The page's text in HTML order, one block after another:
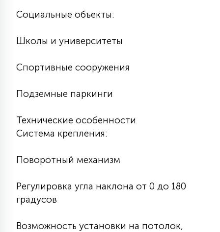
Социальные объекты:
Школы и университеты
Спортивные сооружения
Подземные паркинги
Технические особенности
Система крепления:
Поворотный механизм
Регулировка угла наклона от 0 до 180
градусов
Возможность установки на потолок,